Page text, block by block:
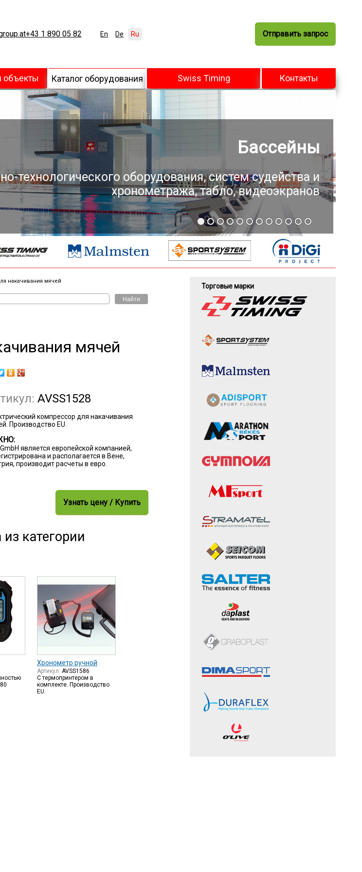
+43 1 890 05 82 En De Ru Отправить запрос
объекты Каталог оборудования Swiss Timing Контакты
Бассейны
технологического оборудования, систем судейства и
хронометража, табло, видеоэкранов
накачивания мячей
Найти
мячей
AVSS1528
компрессор для накачивания
Производство EU.
является европейской компанией,
и располагается в Вене,
производит расчеты в евро.
Узнать цену / Купить
категории
Хронометр ручной
Артикул: AVSS1586
С термопринтером в
комплекте. Производство
EU.
Торговые марки